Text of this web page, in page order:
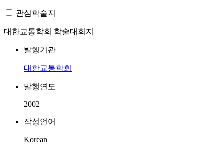
관심학술지
대한교통학회 학술대회지
발행기관
대한교통학회
발행연도
2002
작성언어
Korean